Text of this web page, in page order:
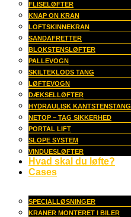
FLISELØFTER
KNAP ON KRAN
LOFTSKINNEKRAN
SANDAFRETTER
BLOKSTENSLØFTER
PALLEVOGN
SKILTEKLODS TANG
LØFTEVOGN
DÆKSELLØFTER
HYDRAULISK KANTSTENSTANG
NETOP – TAG SIKKERHED
PORTAL LIFT
SLOPE SYSTEM
VINDUESLØFTER
Hvad skal du løfte?
Cases
SPECIALLØSNINGER
KRANER MONTERET I BILER